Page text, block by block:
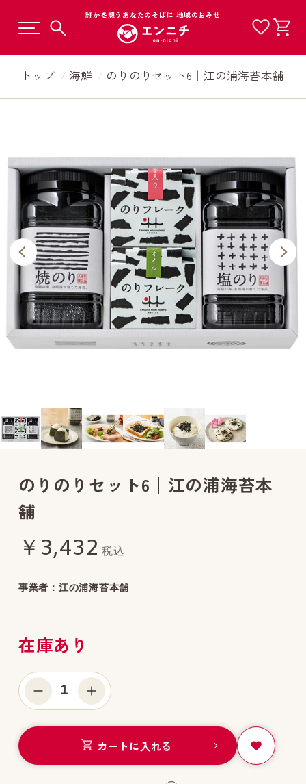
誰かを想うあなたのそばに 地域のおみせ
トップ 海鮮 のりのりセット6│江の浦海苔本舗
のりのりセット6│江の浦海苔本
舗
￥3,432 税込
事業者： 江の浦海苔本舗
在庫あり
1
カートに入れる